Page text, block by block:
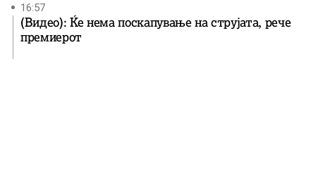
16:57
(Видео): Ќе нема поскапување на струјата, рече
премиерот